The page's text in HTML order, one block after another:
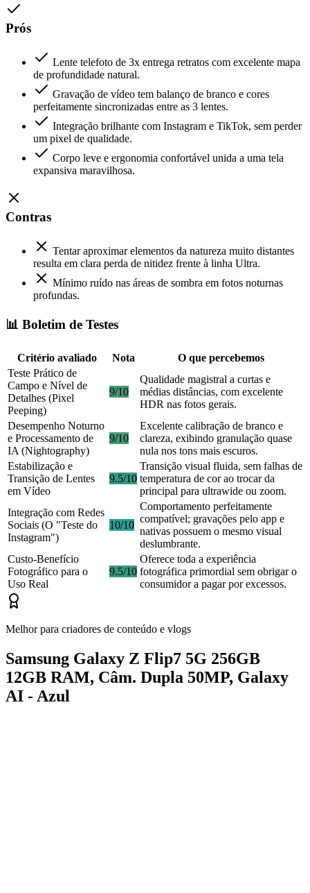
Prós
Lente telefoto de 3x entrega retratos com excelente mapa
de profundidade natural.
Gravação de vídeo tem balanço de branco e cores
perfeitamente sincronizadas entre as 3 lentes.
Integração brilhante com Instagram e TikTok, sem perder
um pixel de qualidade.
Corpo leve e ergonomia confortável unida a uma tela
expansiva maravilhosa.
Contras
Tentar aproximar elementos da natureza muito distantes
resulta em clara perda de nitidez frente à linha Ultra.
Mínimo ruído nas áreas de sombra em fotos noturnas
profundas.
📊 Boletim de Testes
Critério avaliado Nota
O que percebemos
Teste Prático de
Campo e Nível de
Detalhes (Pixel
Peeping)
9/10
Qualidade magistral a curtas e
médias distâncias, com excelente
HDR nas fotos gerais.
Desempenho Noturno
e Processamento de
IA (Nightography)
9/10
Excelente calibração de branco e
clareza, exibindo granulação quase
nula nos tons mais escuros.
Estabilização e
Transição de Lentes
em Vídeo
9.5/10
Transição visual fluida, sem falhas de
temperatura de cor ao trocar da
principal para ultrawide ou zoom.
Integração com Redes
Sociais (O "Teste do
Instagram")
10/10
Comportamento perfeitamente
compatível; gravações pelo app e
nativas possuem o mesmo visual
deslumbrante.
Custo-Benefício
Fotográfico para o
Uso Real
9.5/10
Oferece toda a experiência
fotográfica primordial sem obrigar o
consumidor a pagar por excessos.
Melhor para criadores de conteúdo e vlogs
Samsung Galaxy Z Flip7 5G 256GB
12GB RAM, Câm. Dupla 50MP, Galaxy
AI - Azul